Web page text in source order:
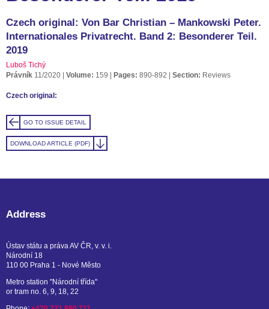
Czech original: Von Bar Christian – Mankowski Peter.
Internationales Privatrecht. Band 2: Besonderer Teil.
2019
Luboš Tichý
Právník 11/2020 Volume: 159 Pages: 890-892 Section: Reviews
Czech original:
GO TO ISSUE DETAIL
DOWNLOAD ARTICLE (PDF)
Address
Ústav státu a práva AV ČR, v. v. i.
Národní 18
110 00 Praha 1 - Nové Město
Metro station "Národní třída"
or tram no. 6, 9, 18, 22